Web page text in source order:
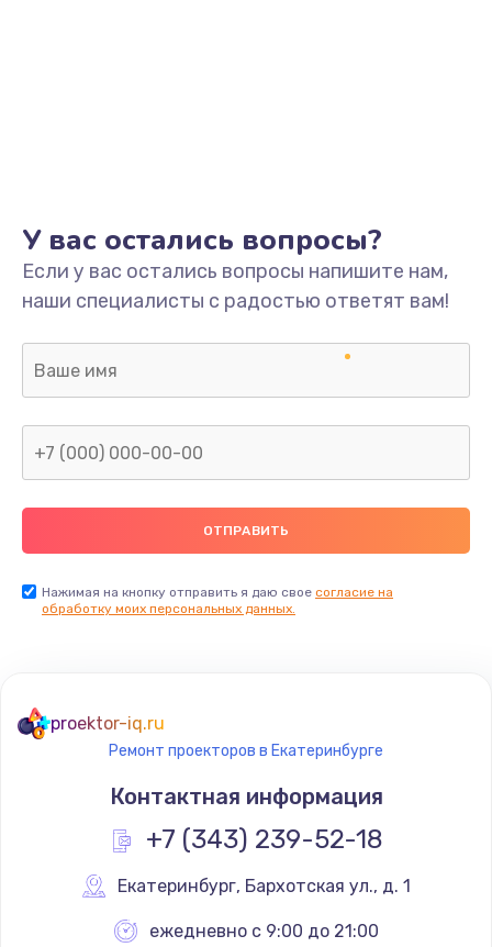
У вас остались вопросы?
Если у вас остались вопросы напишите нам,
наши специалисты с радостью ответят вам!
Нажимая на кнопку отправить я даю свое согласие на
обработку моих персональных данных.
proektor-iq.ru
Ремонт проекторов в Екатеринбурге
Контактная информация
+7 (343) 239-52-18
Екатеринбург, Бархотская ул., д. 1
ежедневно с 9:00 до 21:00